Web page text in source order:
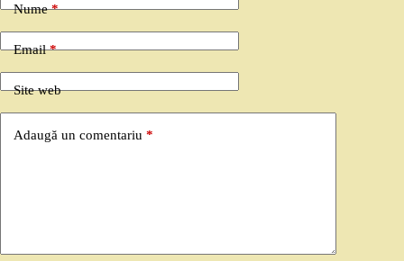
Nume*
Email*
Site web
Adaugă un comentariu *